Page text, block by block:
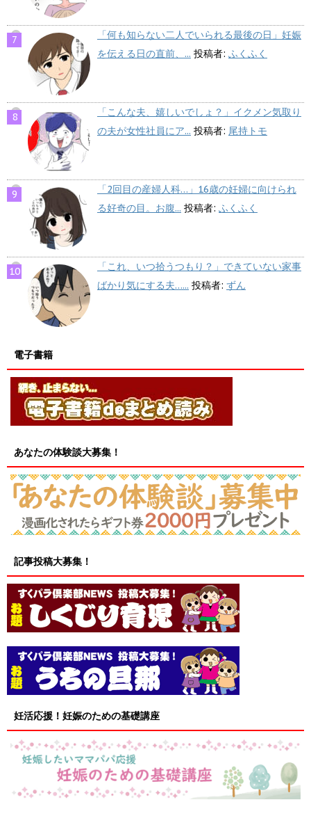
「何も知らない二人でいられる最後の日」妊娠
を伝える日の直前、... 投稿者: ふくふく
「こんな夫、嬉しいでしょ？」イクメン気取り
の夫が女性社員にア... 投稿者: 尾持トモ
「2回目の産婦人科…」16歳の妊婦に向けられ
る好奇の目。お腹... 投稿者: ふくふく
「これ、いつ拾うつもり？」できていない家事
ばかり気にする夫…... 投稿者: ずん
電子書籍
あなたの体験談大募集！
記事投稿大募集！
妊活応援！妊娠のための基礎講座